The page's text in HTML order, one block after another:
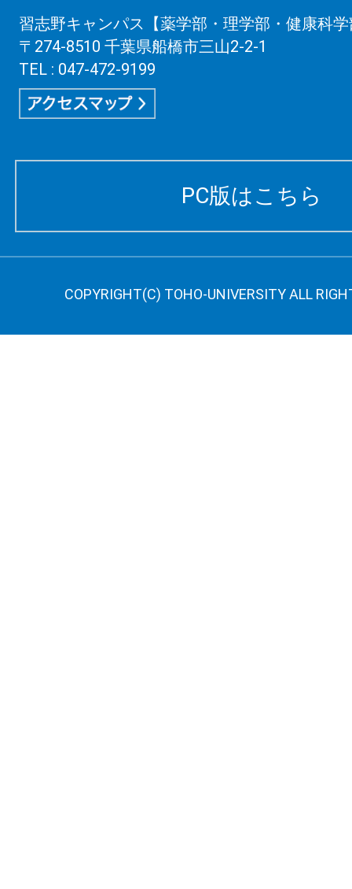
習志野キャンパス【薬学部・理学部・健康科
〒274-8510 千葉県船橋市三山2-2-1
TEL : 047-472-9199
PC版はこちら
COPYRIGHT(C) TOHO-UNIVERSITY ALL